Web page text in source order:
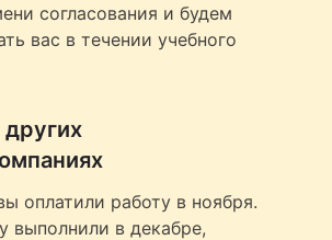
согласования и будем
вас в течении учебного
других
оплатили работу в ноября.
выполнили в декабре,